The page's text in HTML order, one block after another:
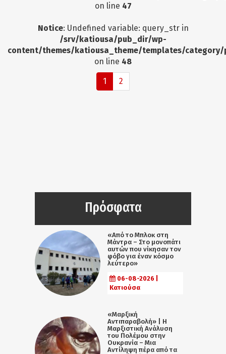
on line 47
Notice: Undefined variable: query_str in
/srv/katiousa/pub_dir/wp-
content/themes/katiousa_theme/templates/
on line 48
1 2
Πρόσφατα
«Από το Μπλοκ στη
Μάντρα – Στο μονοπάτι
αυτών που νίκησαν τον
φόβο για έναν κόσμο
λεύτερο»
06-08-2026 |
Κατιούσα
«Μαρξική
Αντιπαραβολή» | Η
Μαρξιστική Ανάλυση
του Πολέμου στην
Ουκρανία – Μια
Αντίληψη πέρα από τα